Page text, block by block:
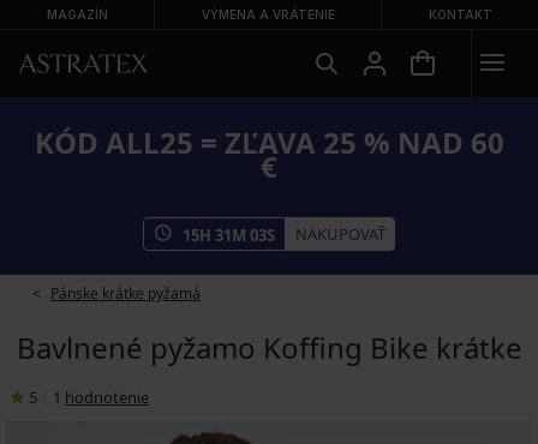
MAGAZÍN VÝMENA A VRÁTENIE KONTAKT
KÓD ALL25 = ZĽAVA 25 % NAD 60
€
15H 31M 03S NAKUPOVAŤ
Pánske krátke pyžamá
Bavlnené pyžamo Koffing Bike krátke
5 1 hodnotenie